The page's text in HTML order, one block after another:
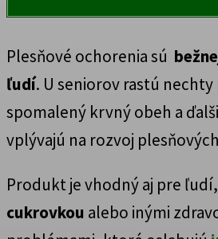
Plesňové ochorenia sú
ľudí. U seniorov rastú
spomalený krvný obeh a
vplývajú na rozvoj
Produkt je vhodný aj pre
cukrovkou alebo inými